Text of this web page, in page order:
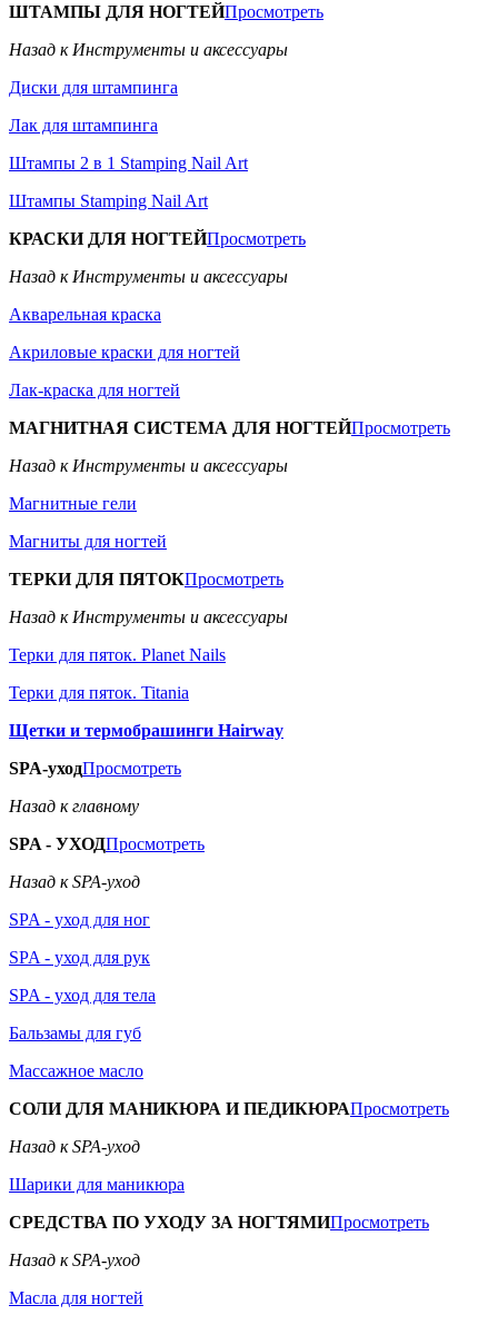
ШТАМПЫ ДЛЯ НОГТЕЙПросмотреть
Назад к Инструменты и аксессуары
Диски для штампинга
Лак для штампинга
Штампы 2 в 1 Stamping Nail Art
Штампы Stamping Nail Art
КРАСКИ ДЛЯ НОГТЕЙПросмотреть
Назад к Инструменты и аксессуары
Акварельная краска
Акриловые краски для ногтей
Лак-краска для ногтей
МАГНИТНАЯ СИСТЕМА ДЛЯ НОГТЕЙПросмотреть
Назад к Инструменты и аксессуары
Магнитные гели
Магниты для ногтей
ТЕРКИ ДЛЯ ПЯТОКПросмотреть
Назад к Инструменты и аксессуары
Терки для пяток. Planet Nails
Терки для пяток. Titania
Щетки и термобрашинги Hairway
SPA-уходПросмотреть
Назад к главному
SPA - УХОДПросмотреть
Назад к SPA-уход
SPA - уход для ног
SPA - уход для рук
SPA - уход для тела
Бальзамы для губ
Массажное масло
СОЛИ ДЛЯ МАНИКЮРА И ПЕДИКЮРАПросмотреть
Назад к SPA-уход
Шарики для маникюра
СРЕДСТВА ПО УХОДУ ЗА НОГТЯМИПросмотреть
Назад к SPA-уход
Масла для ногтей